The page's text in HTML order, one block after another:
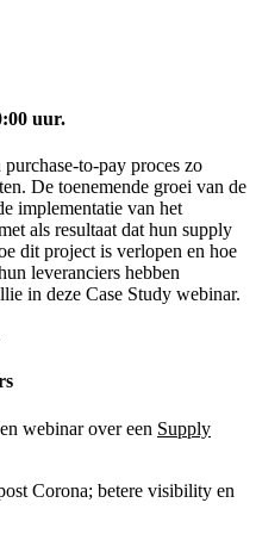
uur.
to-pay proces zo
De toenemende groei van de
implementatie van het
als resultaat dat hun supply
dit project is verlopen en hoe
leveranciers hebben
in deze Case Study webinar.
webinar over een Supply
Corona; betere visibility en